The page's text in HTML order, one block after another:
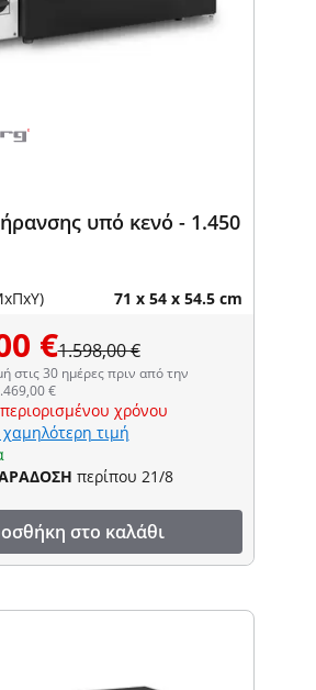
υπό κενό - 1.450
71 x 54 x 54.5 cm
€1.598,00 €
στις 30 ημέρες πριν από την
€
χρόνου
τιμή
περίπου 21/8
στο καλάθι